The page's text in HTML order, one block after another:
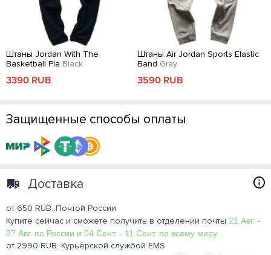
Штаны Jordan With The
Basketball Pla Black
3390 RUB
Штаны Air Jordan Sports Elastic
Band Gray
3590 RUB
Защищенные способы оплаты
Доставка
от 650 RUB. Почтой России
Купите сейчас и сможете получить в отделении почты 21 Авг. -
27 Авг. по России и 04 Сент. - 11 Сент. по всему миру.
от 2990 RUB. Курьерской службой EMS